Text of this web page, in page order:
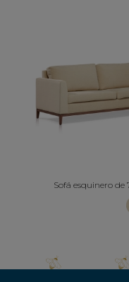
Sofá esquinero de